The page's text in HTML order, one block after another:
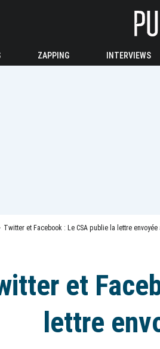
ZAPPING INTERVIEWS
Twitter et Facebook : Le CSA publie la lettre envoyée
et
lettre